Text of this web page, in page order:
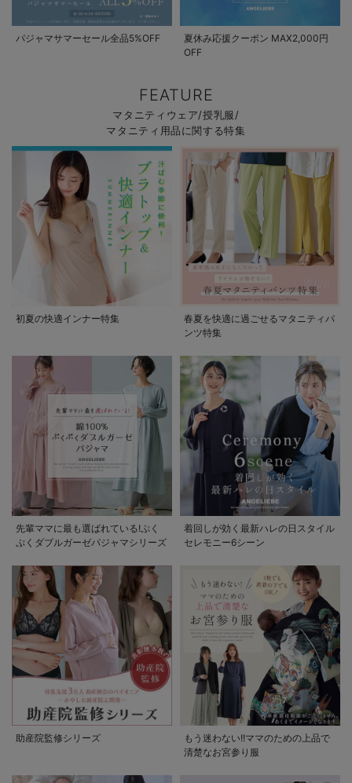
パジャマサマーセール全品5%OFF
夏休み応援クーポン MAX2,000円
OFF
FEATURE
マタニティウェア/授乳服/
マタニティ用品に関する特集
初夏の快適インナー特集
春夏を快適に過ごせるマタニティパ
ンツ特集
先輩ママに最も選ばれている!ぷく
ぷくダブルガーゼパジャマシリーズ
着回しが効く最新ハレの日スタイル
セレモニー6シーン
助産院監修シリーズ
もう迷わない!!ママのための上品で
清楚なお宮参り服